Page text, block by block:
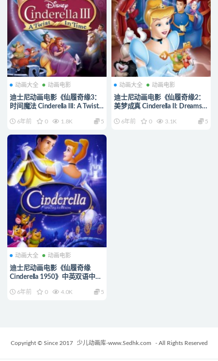
动画大全 动画电影
迪士尼动画电影《仙履奇缘3：
时间魔法 Cinderella III: A Twist
字 1080P/MKV/2.06G 动画片
6年前 0 1.8K 5
动画大全 动画电影
迪士尼动画电影《仙履奇缘2：
美梦成真 Cinderella II: Dreams
英双字 1080P/MKV/2.63G 动
6年前 0 3.1K 5
动画大全 动画电影
迪士尼动画电影《仙履奇缘
Cinderella 1950》中英双语中英
片仙履奇缘下载
6年前 0 4.0K 5
Copyright © Since 2017 少儿动画库-www.Sedhk.com - All Rights Reserved